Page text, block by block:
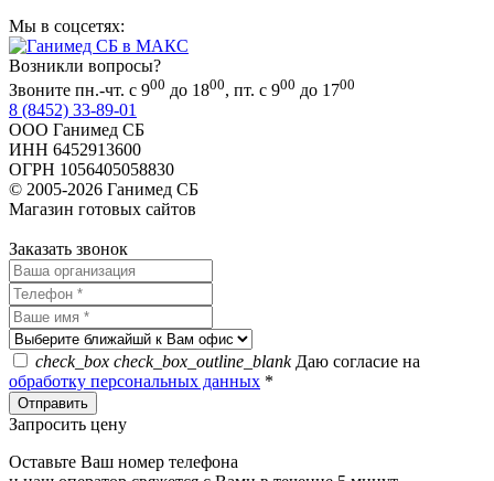
Мы в соцсетях:
Возникли вопросы?
Звоните пн.-чт. с 900 до 1800, пт. с 900 до 1700
8 (8452) 33-89-01
ООО Ганимед СБ
ИНН 6452913600
ОГРН 1056405058830
© 2005-2026 Ганимед СБ
Магазин готовых сайтов
Заказать звонок
check_box check_box_outline_blankДаю согласие на
обработку персональных данных *
Запросить цену
Оставьте Ваш номер телефона